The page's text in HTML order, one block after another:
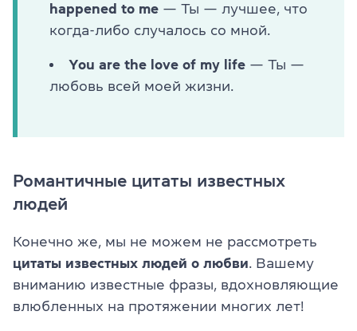
happened to me — Ты — лучшее, что
когда-либо случалось со мной.
You are the love of my life — Ты —
любовь всей моей жизни.
Романтичные цитаты известных
людей
Конечно же, мы не можем не рассмотреть
цитаты известных людей о любви . Вашему
вниманию известные фразы, вдохновляющие
влюбленных на протяжении многих лет!